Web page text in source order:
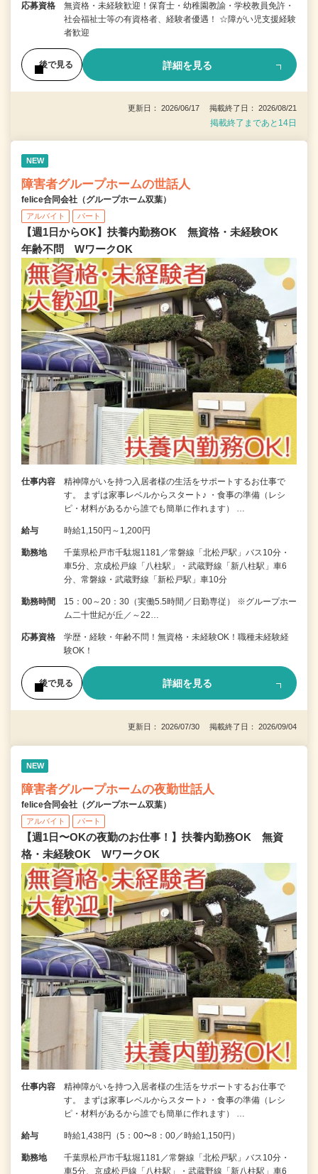
応募資格
無資格・未経験歓迎！保育士・幼稚園教諭・学校教員免許・
社会福祉士等の有資格者、経験者優遇！ ☆障がい児支援経験
者歓迎
後で見る 詳細を見る
更新日： 2026/06/17 掲載終了日： 2026/08/21
掲載終了まであと14日
NEW
障害者グループホームの世話人
felice合同会社（グループホーム双葉）
アルバイト パート
【週1日からOK】扶養内勤務OK 無資格・未経験OK
年齢不問 WワークOK
仕事内容
精神障がいを持つ入居者様の生活をサポートするお仕事で
す。 まずは家事レベルからスタート♪ ・食事の準備（レシ
ピ・材料があるから誰でも簡単に作れます） …
給与 時給1,150円～1,200円
勤務地
千葉県松戸市千駄堀1181／常磐線「北松戸駅」バス10分・
車5分、京成松戸線「八柱駅」・武蔵野線「新八柱駅」車6
分、常磐線・武蔵野線「新松戸駅」車10分
勤務時間
15：00～20：30（実働5.5時間／日勤専従） ※グループホー
ム二十世紀が丘／～22…
応募資格
学歴・経験・年齢不問！無資格・未経験OK！職種未経験経
験OK！
後で見る 詳細を見る
更新日： 2026/07/30 掲載終了日： 2026/09/04
NEW
障害者グループホームの夜勤世話人
felice合同会社（グループホーム双葉）
アルバイト パート
【週1日〜OKの夜勤のお仕事！】扶養内勤務OK 無資
格・未経験OK WワークOK
仕事内容
精神障がいを持つ入居者様の生活をサポートするお仕事で
す。 まずは家事レベルからスタート♪ ・食事の準備（レシ
ピ・材料があるから誰でも簡単に作れます） …
給与 時給1,438円（5：00〜8：00／時給1,150円）
勤務地
千葉県松戸市千駄堀1181／常磐線「北松戸駅」バス10分・
車5分、京成松戸線「八柱駅」・武蔵野線「新八柱駅」車6